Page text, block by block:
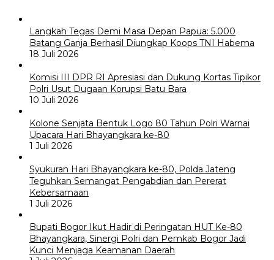
Langkah Tegas Demi Masa Depan Papua: 5.000
Batang Ganja Berhasil Diungkap Koops TNI Habema
18 Juli 2026
Komisi III DPR RI Apresiasi dan Dukung Kortas Tipikor
Polri Usut Dugaan Korupsi Batu Bara
10 Juli 2026
Kolone Senjata Bentuk Logo 80 Tahun Polri Warnai
Upacara Hari Bhayangkara ke-80
1 Juli 2026
Syukuran Hari Bhayangkara ke-80, Polda Jateng
Teguhkan Semangat Pengabdian dan Pererat
Kebersamaan
1 Juli 2026
Bupati Bogor Ikut Hadir di Peringatan HUT Ke-80
Bhayangkara, Sinergi Polri dan Pemkab Bogor Jadi
Kunci Menjaga Keamanan Daerah